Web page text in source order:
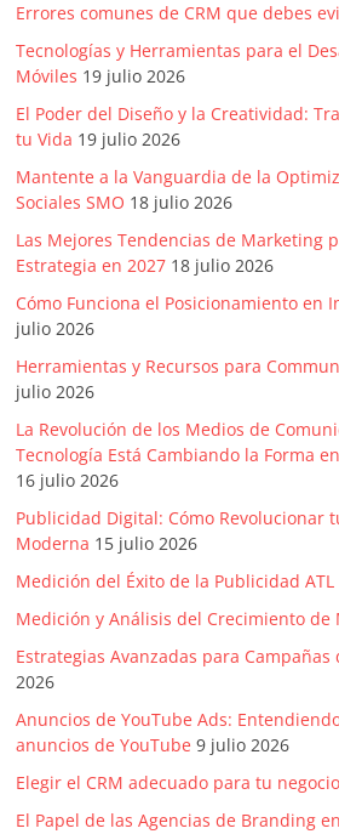
Marketing
|
Magazine
de
Publicidad,
Mercadeo
y
Medios
de
Agencia
Blue
Design
Colombia
y
sus
filiales
en
América
Latina
|
mirada
estratégica
y
versátil
del
Marketing
Errores comunes de CRM que debes
Tecnologías y Herramientas para el
Móviles 19 julio 2026
El Poder del Diseño y la Creatividad:
tu Vida 19 julio 2026
Mantente a la Vanguardia de la
Sociales SMO 18 julio 2026
Las Mejores Tendencias de Marketing
Estrategia en 2027 18 julio 2026
Cómo Funciona el Posicionamiento en
julio 2026
Herramientas y Recursos para
julio 2026
La Revolución de los Medios de
Tecnología Está Cambiando la Forma
16 julio 2026
Publicidad Digital: Cómo Revolucionar
Moderna 15 julio 2026
Medición del Éxito de la Publicidad ATL
Medición y Análisis del Crecimiento de
Estrategias Avanzadas para Campañas
2026
Anuncios de YouTube Ads:
anuncios de YouTube 9 julio 2026
Elegir el CRM adecuado para tu negocio
El Papel de las Agencias de Branding